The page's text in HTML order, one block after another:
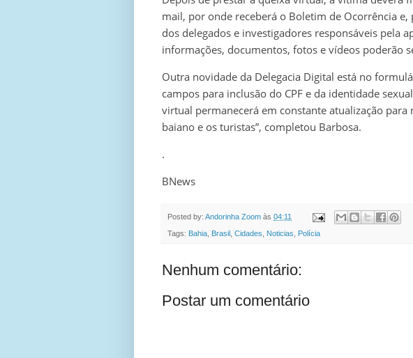
mail, por onde receberá o Boletim de Ocorrência
dos delegados e investigadores responsáveis pela
informações, documentos, fotos e vídeos poderão
Outra novidade da Delegacia Digital está no
campos para inclusão do CPF e da identidade
virtual permanecerá em constante atualização
baiano e os turistas”, completou Barbosa.
.
BNews
Posted by: Andorinha Zoom às 04:11
Tags: Bahia Brasil Cidades Noticias Polícia
Nenhum comentário:
Postar um comentário